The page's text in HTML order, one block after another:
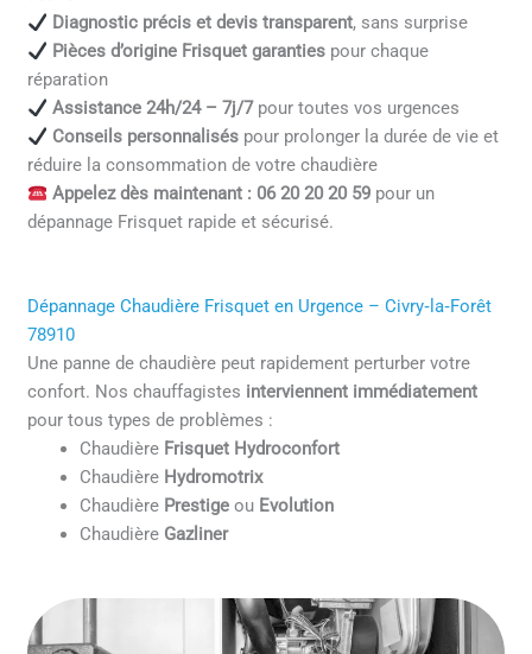
Diagnostic précis et devis transparent, sans surprise
Pièces d’origine Frisquet garantiespour chaque
réparation
Assistance 24h/24 – 7j/7pour toutes vos urgences
Conseils personnaliséspour prolonger la durée de vie et
réduire la consommation de votre chaudière
Appelez dès maintenant : 06 20 20 20 59pour un
dépannage Frisquet rapide et sécurisé.
Dépannage Chaudière Frisquet en Urgence – Civry‑la‑Forêt
78910
Une panne de chaudière peut rapidement perturber votre
confort. Nos chauffagistes interviennent immédiatement
pour tous types de problèmes :
Chaudière Frisquet Hydroconfort
Chaudière Hydromotrix
Chaudière Prestige ou Evolution
Chaudière Gazliner